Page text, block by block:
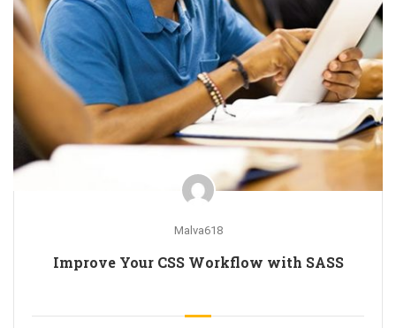
Malva618
Improve Your CSS Workflow with SASS